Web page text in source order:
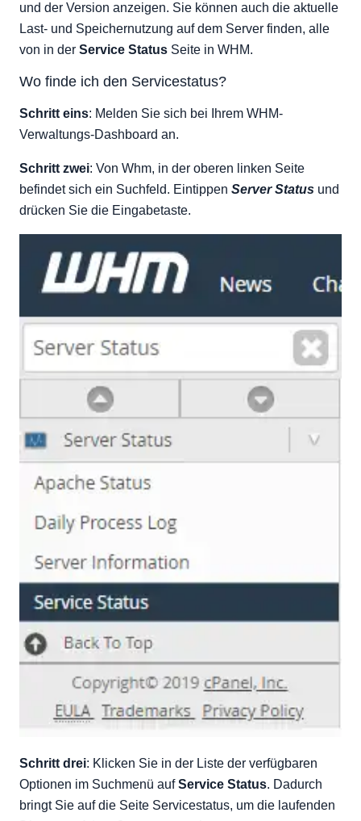
und der Version anzeigen. Sie können auch die aktuelle
Last- und Speichernutzung auf dem Server finden, alle
von in der Service Status Seite in WHM.
Wo finde ich den Servicestatus?
Schritt eins: Melden Sie sich bei Ihrem WHM-
Verwaltungs-Dashboard an.
Schritt zwei: Von Whm, in der oberen linken Seite
befindet sich ein Suchfeld. Eintippen Server Status und
drücken Sie die Eingabetaste.
Schritt drei: Klicken Sie in der Liste der verfügbaren
Optionen im Suchmenü aufService Status. Dadurch
bringt Sie auf die Seite Servicestatus, um die laufenden